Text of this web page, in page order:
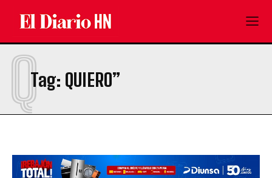
Tag: QUIERO”
Q